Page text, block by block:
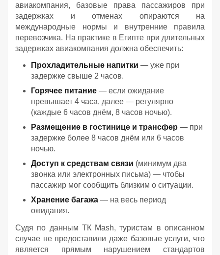
авиакомпания, базовые права пассажиров при
задержках и отменах опираются на
международные нормы и внутренние правила
перевозчика. На практике в Египте при длительных
задержках авиакомпания должна обеспечить:
Прохладительные напитки — уже при
задержке свыше 2 часов.
Горячее питание — если ожидание
превышает 4 часа, далее — регулярно
(каждые 6 часов днём, 8 часов ночью).
Размещение в гостинице и трансфер — при
задержке более 8 часов днём или 6 часов
ночью.
Доступ к средствам связи (минимум два
звонка или электронных письма) — чтобы
пассажир мог сообщить близким о ситуации.
Хранение багажа — на весь период
ожидания.
Судя по данным ТК Mash, туристам в описанном
случае не предоставили даже базовые услуги, что
является прямым нарушением стандартов